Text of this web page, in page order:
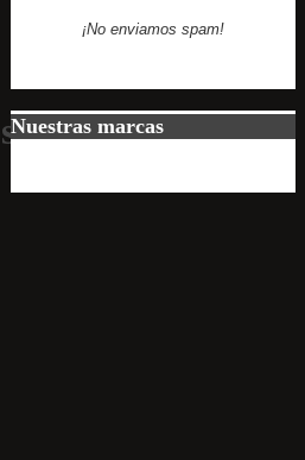
¡No enviamos spam!
Nuestras marcas